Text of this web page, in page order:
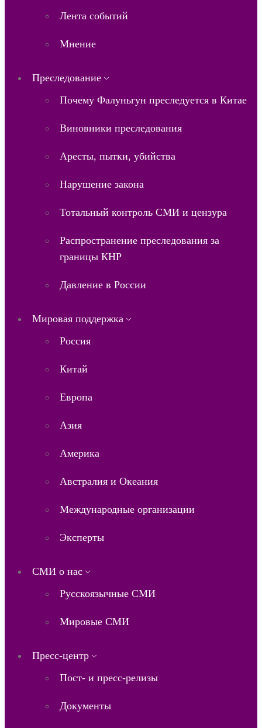
Лента событий
Мнение
Преследование
Почему Фалуньгун преследуется в Китае
Виновники преследования
Аресты, пытки, убийства
Нарушение закона
Тотальный контроль СМИ и цензура
Распространение преследования за
границы КНР
Давление в России
Мировая поддержка
Россия
Китай
Европа
Азия
Америка
Австралия и Океания
Международные организации
Эксперты
СМИ о нас
Русскоязычные СМИ
Мировые СМИ
Пресс-центр
Пост- и пресс-релизы
Документы